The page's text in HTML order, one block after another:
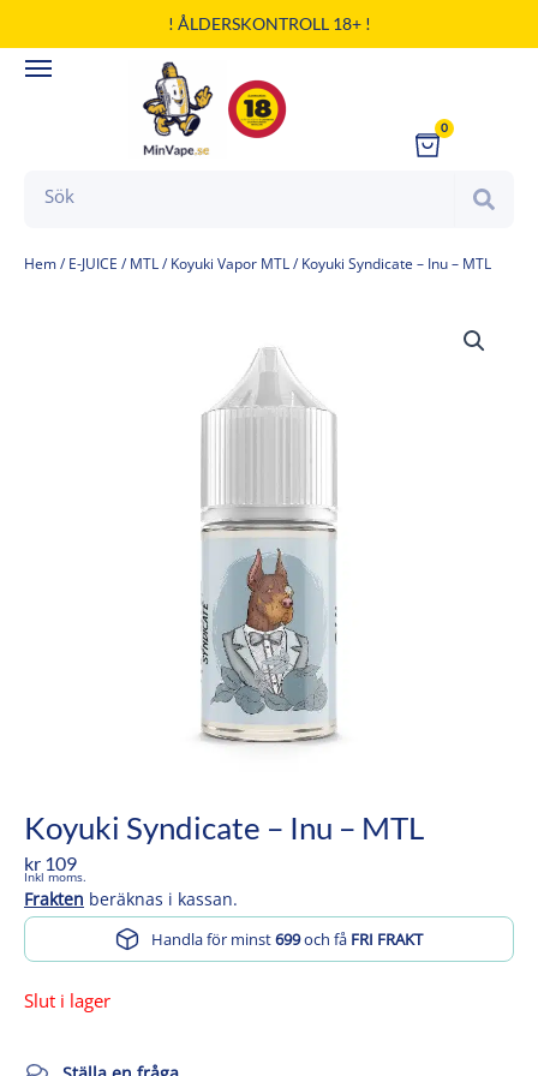
till
innehåll
! ÅLDERSKONTROLL 18+ !
0
Cart
Hem/ E-JUICE / MTL/ Koyuki Vapor MTL/ Koyuki Syndicate – Inu – MTL
Koyuki Syndicate – Inu – MTL
kr 109
Inkl moms.
Frakten beräknas i kassan.
Handla för minst699och få FRI FRAKT
Slut i lager